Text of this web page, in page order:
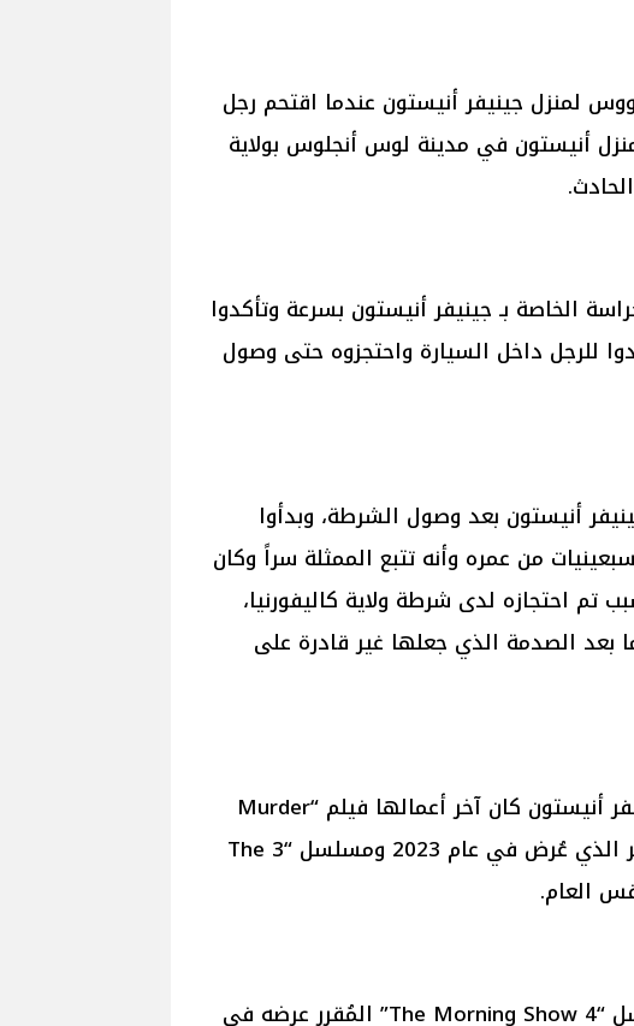
لمنزل جينيفر أنيستون عندما اقتحم رجل
أنيستون في مدينة لوس أنجلوس بولاية
الخاصة بـ جينيفر أنيستون بسرعة وتأكدوا
للرجل داخل السيارة واحتجزوه حتى وصول
أنيستون بعد وصول الشرطة، وبدأوا
من عمره وأنه تتبع الممثلة سراً وكان
احتجازه لدى شرطة ولاية كاليفورنيا،
بعد الصدمة الذي جعلها غير قادرة على
يُذكر أنه على الصعيد الفني لـ جينيفر أنيستون كان آخر أعمالها فيلم “Murder
Mystery 2” مع الممثل أدم ساندلر الذي عُرض في عام 2023 ومسلسل “3 The
وتصور جينيفر أنيستون حاليا مسلسل “4 The Morning Show” المُقرر عرضه في